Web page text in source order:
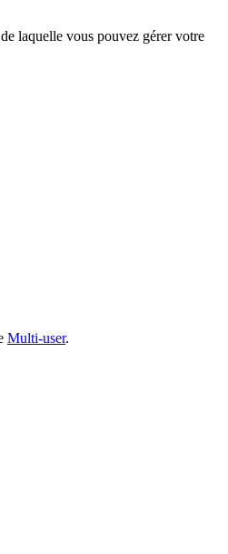
laquelle vous pouvez gérer votre
Multi-user.